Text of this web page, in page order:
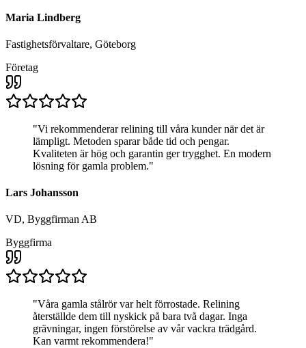
Maria Lindberg
Fastighetsförvaltare, Göteborg
Företag
"Vi rekommenderar relining till våra kunder när det är
lämpligt. Metoden sparar både tid och pengar.
Kvaliteten är hög och garantin ger trygghet. En modern
lösning för gamla problem."
Lars Johansson
VD, Byggfirman AB
Byggfirma
"Våra gamla stålrör var helt förrostade. Relining
återställde dem till nyskick på bara två dagar. Inga
grävningar, ingen förstörelse av vår vackra trädgård.
Kan varmt rekommendera!"